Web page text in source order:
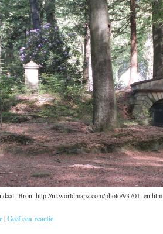
Bron: http://nl.worldmapz.com/photo/93701_en.htm
|Geef een reactie